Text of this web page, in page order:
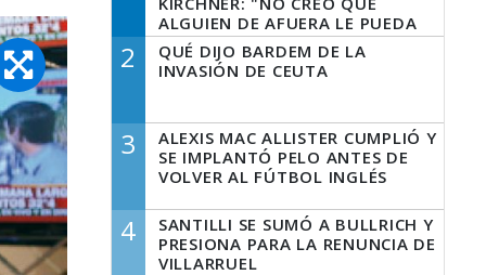
ALGUIEN DE AFUERA LE PUEDA
DECIR A LA JUSTICIA LO QUE
TIENE QUE HACER"
2
QUÉ DIJO BARDEM DE LA
INVASIÓN DE CEUTA
3
ALEXIS MAC ALLISTER CUMPLIÓ Y
SE IMPLANTÓ PELO ANTES DE
VOLVER AL FÚTBOL INGLÉS
4
SANTILLI SE SUMÓ A BULLRICH Y
PRESIONA PARA LA RENUNCIA DE
VILLARRUEL